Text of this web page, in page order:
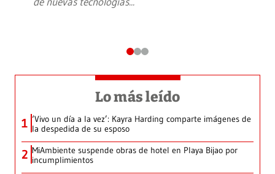
Lo más leído
1 ‘Vivo un día a la vez’: Kayra Harding comparte imágenes de
la despedida de su esposo
2 MiAmbiente suspende obras de hotel en Playa Bijao por
incumplimientos